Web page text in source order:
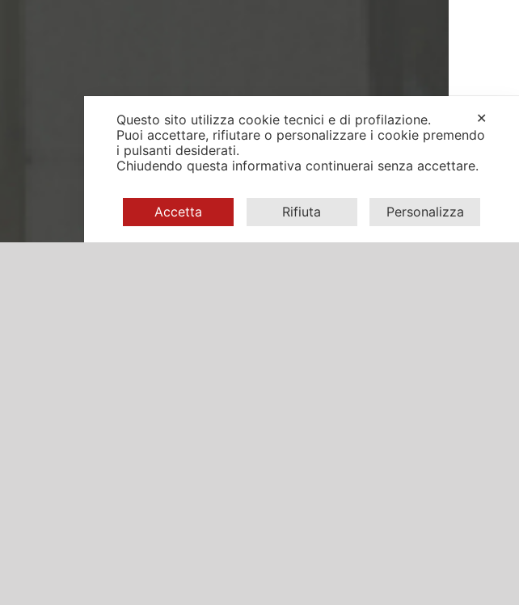
✕
Questo sito utilizza cookie tecnici e di profilazione.
Puoi accettare, rifiutare o personalizzare i cookie premendo
i pulsanti desiderati.
Chiudendo questa informativa continuerai senza accettare.
Accetta Rifiuta Personalizza